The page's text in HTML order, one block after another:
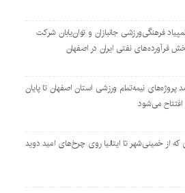
فرهنگی‌ورزشی جانبازان و توان‌یابان شرکت
فرآورده‌های نفتی ایران در اصفهان
پروژه‌های نیمه‌تمام ورزشی استان اصفهان تا پایان
می‌شود
از خمینی‌شهر تا ایتالیا روی چرخ‌های امید دوید